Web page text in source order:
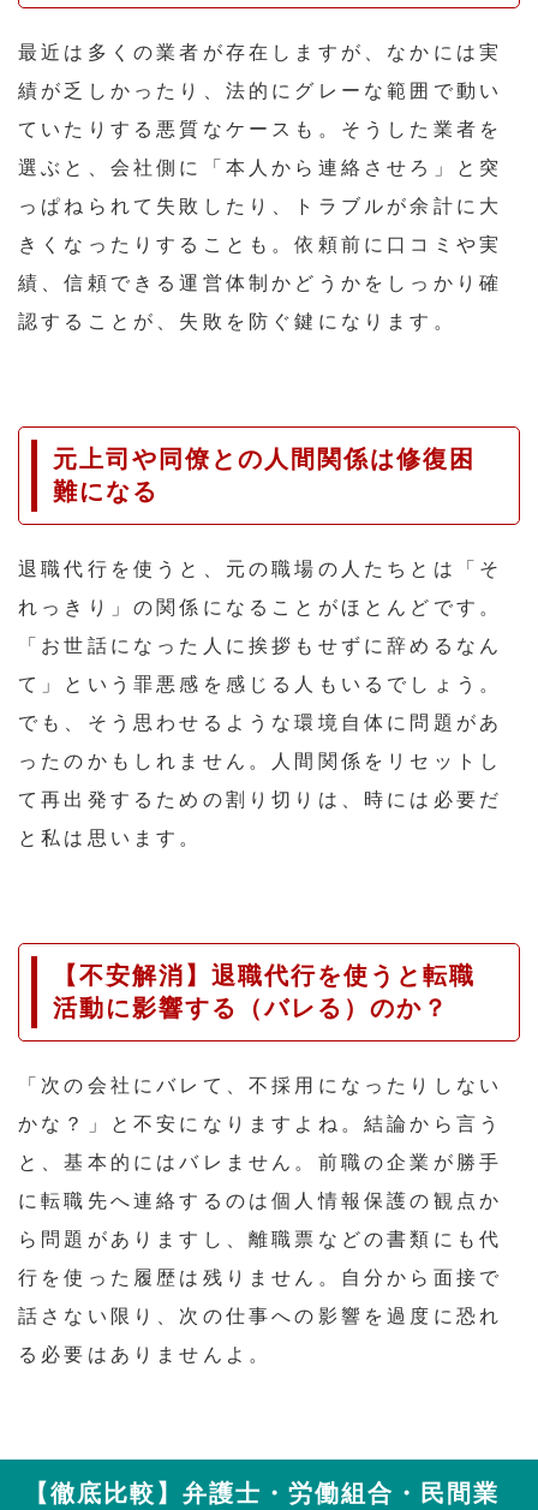
最近は多くの業者が存在しますが、なかには実
績が乏しかったり、法的にグレーな範囲で動い
ていたりする悪質なケースも。そうした業者を
選ぶと、会社側に「本人から連絡させろ」と突
っぱねられて失敗したり、トラブルが余計に大
きくなったりすることも。依頼前に口コミや実
績、信頼できる運営体制かどうかをしっかり確
認することが、失敗を防ぐ鍵になります。
元上司や同僚との人間関係は修復困
難になる
退職代行を使うと、元の職場の人たちとは「そ
れっきり」の関係になることがほとんどです。
「お世話になった人に挨拶もせずに辞めるなん
て」という罪悪感を感じる人もいるでしょう。
でも、そう思わせるような環境自体に問題があ
ったのかもしれません。人間関係をリセットし
て再出発するための割り切りは、時には必要だ
と私は思います。
【不安解消】退職代行を使うと転職
活動に影響する（バレる）のか？
「次の会社にバレて、不採用になったりしない
かな？」と不安になりますよね。結論から言う
と、基本的にはバレません。前職の企業が勝手
に転職先へ連絡するのは個人情報保護の観点か
ら問題がありますし、離職票などの書類にも代
行を使った履歴は残りません。自分から面接で
話さない限り、次の仕事への影響を過度に恐れ
る必要はありませんよ。
【徹底比較】弁護士・労働組合・民間業